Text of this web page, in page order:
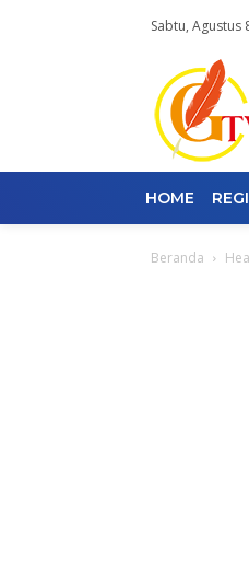
Sabtu, Agustus
HOME
Beranda